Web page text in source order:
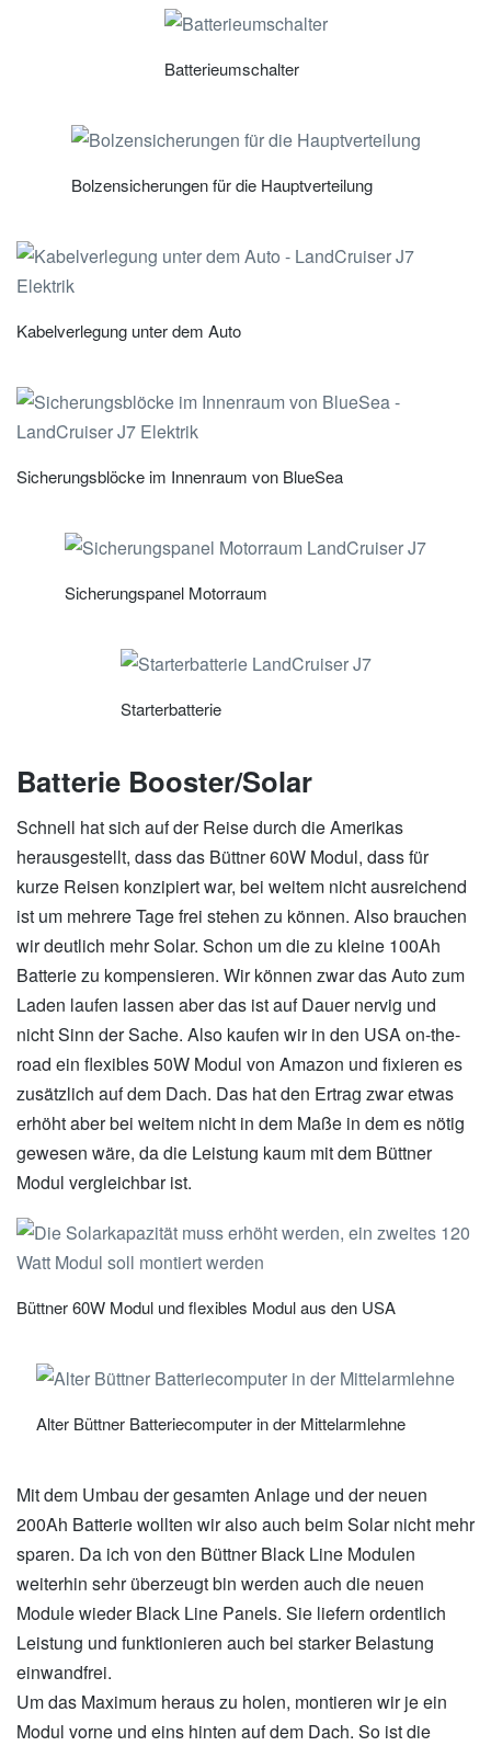
Batterieumschalter
Bolzensicherungen für die Hauptverteilung
Kabelverlegung unter dem Auto
Sicherungsblöcke im Innenraum von BlueSea
Sicherungspanel Motorraum
Starterbatterie
Batterie Booster/Solar
Schnell hat sich auf der Reise durch die Amerikas
herausgestellt, dass das Büttner 60W Modul, dass für
kurze Reisen konzipiert war, bei weitem nicht ausreichend
ist um mehrere Tage frei stehen zu können. Also brauchen
wir deutlich mehr Solar. Schon um die zu kleine 100Ah
Batterie zu kompensieren. Wir können zwar das Auto zum
Laden laufen lassen aber das ist auf Dauer nervig und
nicht Sinn der Sache. Also kaufen wir in den USA on-the-
road ein flexibles 50W Modul von Amazon und fixieren es
zusätzlich auf dem Dach. Das hat den Ertrag zwar etwas
erhöht aber bei weitem nicht in dem Maße in dem es nötig
gewesen wäre, da die Leistung kaum mit dem Büttner
Modul vergleichbar ist.
Büttner 60W Modul und flexibles Modul aus den USA
Alter Büttner Batteriecomputer in der Mittelarmlehne
Mit dem Umbau der gesamten Anlage und der neuen
200Ah Batterie wollten wir also auch beim Solar nicht mehr
sparen. Da ich von den Büttner Black Line Modulen
weiterhin sehr überzeugt bin werden auch die neuen
Module wieder Black Line Panels. Sie liefern ordentlich
Leistung und funktionieren auch bei starker Belastung
einwandfrei.
Um das Maximum heraus zu holen, montieren wir je ein
Modul vorne und eins hinten auf dem Dach. So ist die